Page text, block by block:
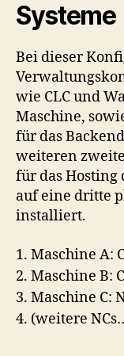
Systeme
Bei dieser
wie CLC und
Maschine,
für das
weiteren
für das
auf eine dritte
installiert.
1. Maschine A:
2. Maschine B:
3. Maschine C:
4. (weitere